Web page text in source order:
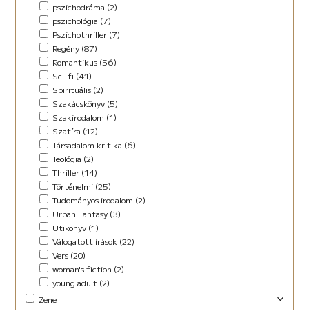
pszichodráma (2)
pszichológia (7)
Pszichothriller (7)
Regény (87)
Romantikus (56)
Sci-fi (41)
Spirituális (2)
Szakácskönyv (5)
Szakirodalom (1)
Szatíra (12)
Társadalom kritika (6)
Teológia (2)
Thriller (14)
Történelmi (25)
Tudományos irodalom (2)
Urban Fantasy (3)
Utikönyv (1)
Válogatott írások (22)
Vers (20)
woman's fiction (2)
young adult (2)
Zene